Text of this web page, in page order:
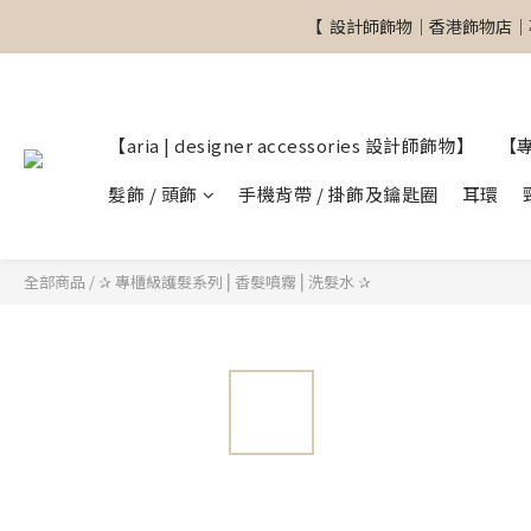
【  設計師飾物｜香港飾物
【  設計師飾物｜香港飾物
【  設計師飾物｜香港飾物店
【aria | designer accessories 設計師飾物】
髮飾 / 頭飾
手機背帶 / 掛飾及鑰匙圈 耳環
全部商品 / ✰ 專櫃級護髮系列 ⎜香髮噴霧 ⎜洗髮水 ✰